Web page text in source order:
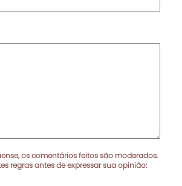
os comentários feitos são moderados.
regras antes de expressar sua opinião: